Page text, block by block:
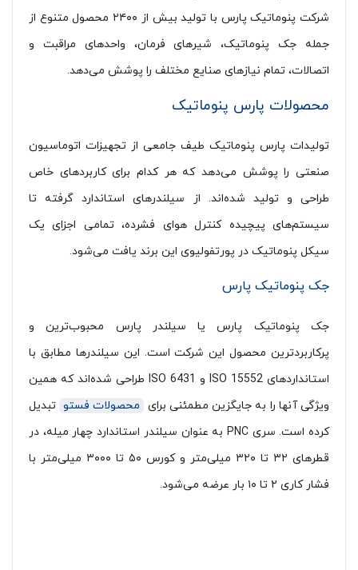
شرکت پنوماتیک پارس با تولید بیش از ۲۴۰۰ محصول متنوع از
جمله جک پنوماتیک، شیرهای فرمان، واحدهای مراقبت و
اتصالات، تمام نیازهای صنایع مختلف را پوشش می‌دهد.
محصولات پارس پنوماتیک
تولیدات پارس پنوماتیک طیف جامعی از تجهیزات اتوماسیون
صنعتی را پوشش می‌دهد که هر کدام برای کاربردهای خاص
طراحی و تولید شده‌اند. از سیلندرهای استاندارد گرفته تا
سیستم‌های پیچیده کنترل هوای فشرده، تمامی اجزای یک
سیکل پنوماتیک در پورتفولیوی این برند یافت می‌شود.
جک پنوماتیک پارس
جک پنوماتیک پارس یا سیلندر پارس محبوب‌ترین و
پرکاربردترین محصول این شرکت است. این سیلندرها مطابق با
استانداردهای ISO 15552 و ISO 6431 طراحی شده‌اند که همین
ویژگی آنها را به جایگزین مطمئنی برای محصولات فستو تبدیل
کرده است. سری PNC به عنوان سیلندر استاندارد چهار میله، در
قطرهای ۳۲ تا ۳۲۰ میلی‌متر و کورس ۵۰ تا ۳۰۰۰ میلی‌متر با
فشار کاری ۲ تا ۱۰ بار عرضه می‌شود.